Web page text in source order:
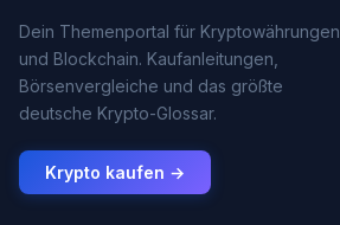
Dein Themenportal für Kryptowährungen
und Blockchain. Kaufanleitungen,
Börsenvergleiche und das größte
deutsche Krypto-Glossar.
Krypto kaufen →